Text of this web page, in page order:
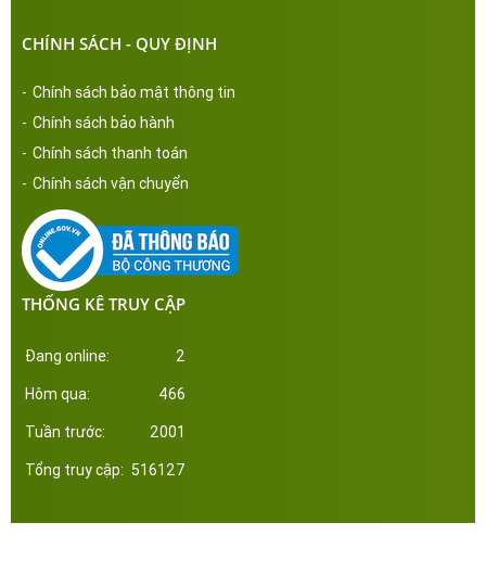
CHÍNH SÁCH - QUY ĐỊNH
- Chính sách bảo mật thông tin
- Chính sách bảo hành
- Chính sách thanh toán
- Chính sách vận chuyển
THỐNG KÊ TRUY CẬP
Đang online: 2
Hôm qua: 466
Tuần trước: 2001
Tổng truy cập: 516127